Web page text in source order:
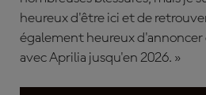
heureux d'être ici et de
également heureux
avec Aprilia jusqu'en 2026. »